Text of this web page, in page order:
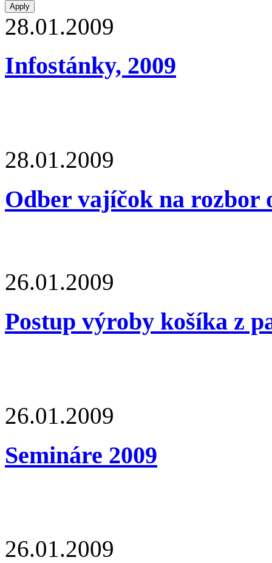
28.01.2009
Infostánky, 2009
28.01.2009
Odber vajíčok na rozbor
26.01.2009
Postup výroby košíka z
26.01.2009
Semináre 2009
26.01.2009